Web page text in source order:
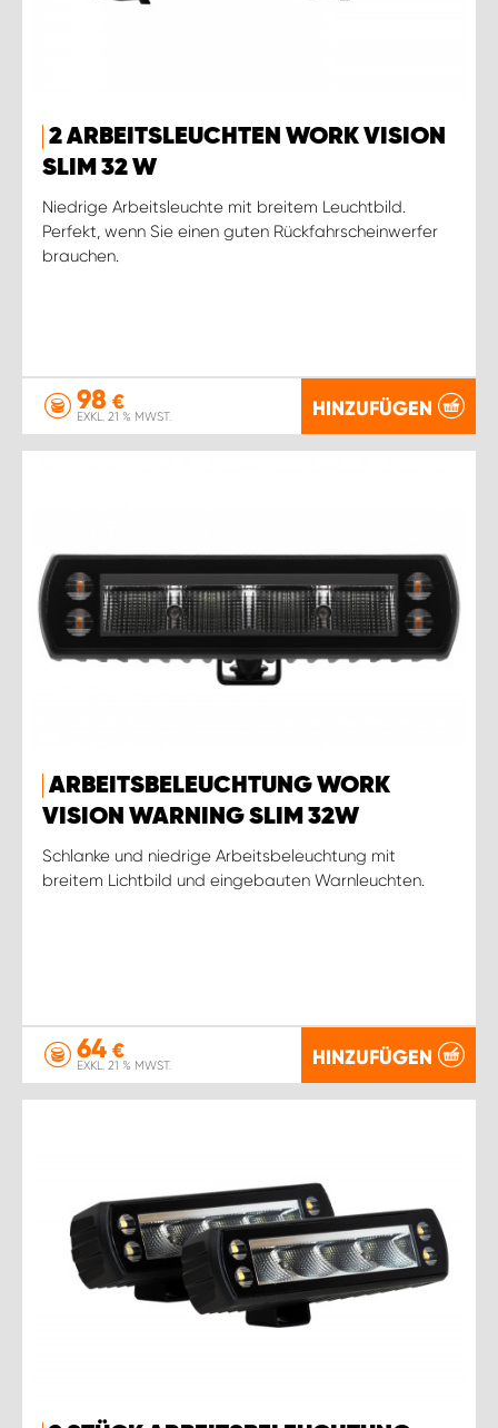
2 ARBEITSLEUCHTEN WORK VISION
SLIM 32 W
Niedrige Arbeitsleuchte mit breitem Leuchtbild.
Perfekt, wenn Sie einen guten Rückfahrscheinwerfer
brauchen.
98 €
EXKL. 21 % MWST. HINZUFÜGEN
ARBEITSBELEUCHTUNG WORK
VISION WARNING SLIM 32W
Schlanke und niedrige Arbeitsbeleuchtung mit
breitem Lichtbild und eingebauten Warnleuchten.
64 €
EXKL. 21 % MWST. HINZUFÜGEN